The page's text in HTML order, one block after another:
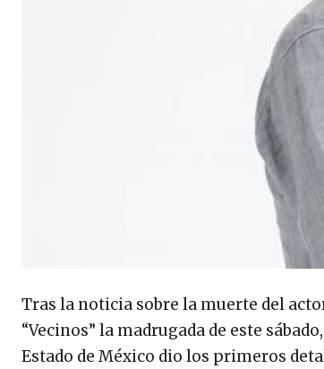
Tras la noticia sobre la muerte del
“Vecinos” la madrugada de este
Estado de México dio los primeros